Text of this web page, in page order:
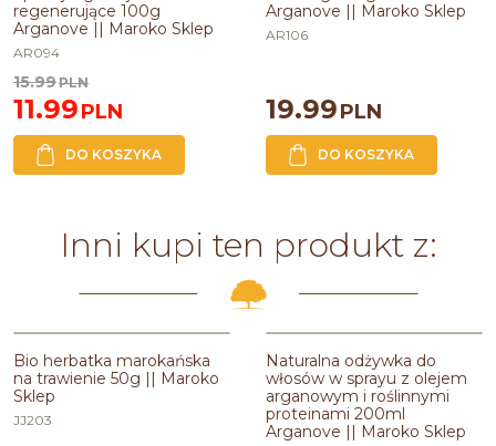
regenerujące 100g
Arganove || Maroko Sklep
AR094
15.99PLN
11.99PLN
DO KOSZYKA
Arganove || Maroko Sklep
AR106
19.99PLN
DO KOSZYKA
Inni kupi ten produkt z:
Bio herbatka marokańska
na trawienie 50g || Maroko
Sklep
JJ203
Naturalna odżywka do
włosów w sprayu z olejem
arganowym i roślinnymi
proteinami 200ml
Arganove || Maroko Sklep